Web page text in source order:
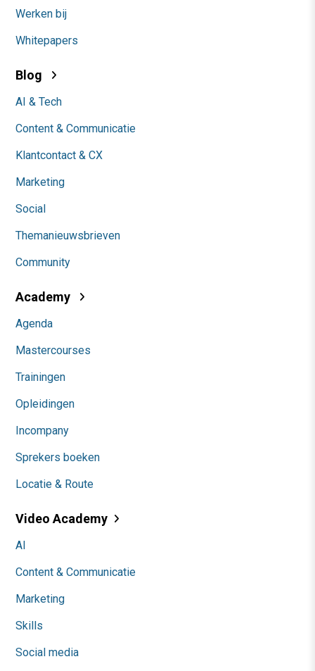
Werken bij
Whitepapers
Blog
AI & Tech
Content & Communicatie
Klantcontact & CX
Marketing
Social
Themanieuwsbrieven
Community
Academy
Agenda
Mastercourses
Trainingen
Opleidingen
Incompany
Sprekers boeken
Locatie & Route
Video Academy
AI
Content & Communicatie
Marketing
Skills
Social media